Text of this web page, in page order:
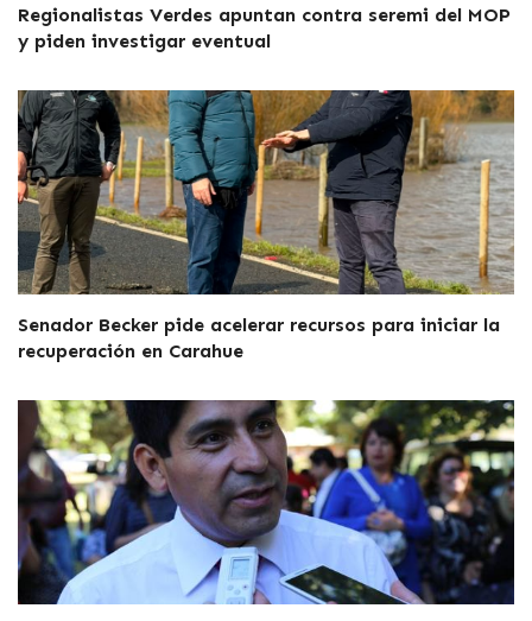
Regionalistas Verdes apuntan contra seremi del MOP
y piden investigar eventual
Senador Becker pide acelerar recursos para iniciar la
recuperación en Carahue